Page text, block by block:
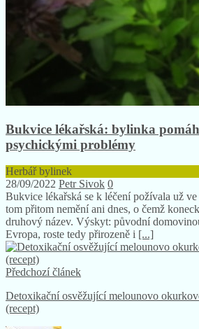
Bukvice lékařská: bylinka
psychickými problémy
Herbář bylinek
28/09/2022 Petr Sivok 0
Bukvice lékařská se k léčení požívala už ve
tom přitom nemění ani dnes, o čemž
druhový název. Výskyt: původní
Evropa, roste tedy přirozeně i[...]
Detoxikační osvěžující melounovo
(recept)